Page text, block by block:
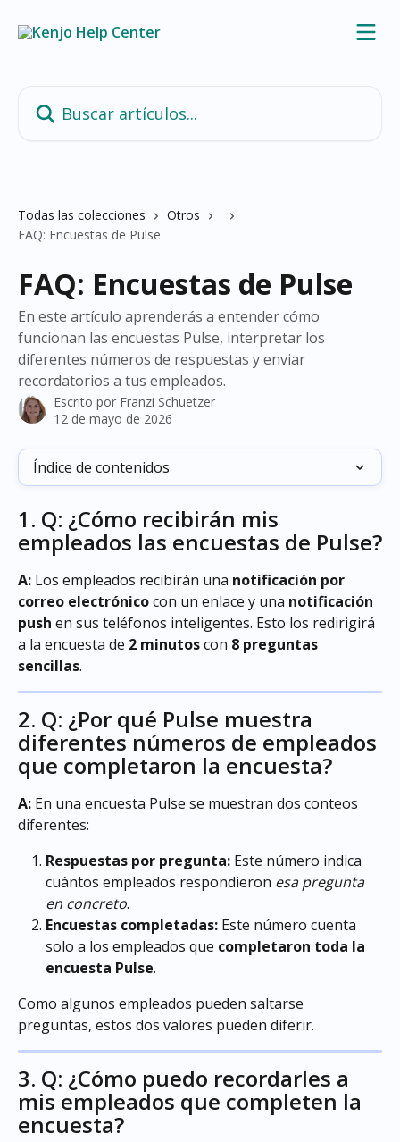
Todas las colecciones
Otros
FAQ: Encuestas de Pulse
FAQ: Encuestas de Pulse
En este artículo aprenderás a entender cómo
funcionan las encuestas Pulse, interpretar los
diferentes números de respuestas y enviar
recordatorios a tus empleados.
Escrito por Franzi Schuetzer
12 de mayo de 2026
Índice de contenidos
1. Q: ¿Cómo recibirán mis
empleados las encuestas de Pulse?
A: Los empleados recibirán una notificación por
correo electrónico con un enlace y una notificación
push en sus teléfonos inteligentes. Esto los redirigirá
a la encuesta de 2 minutos con 8 preguntas
sencillas.
2. Q: ¿Por qué Pulse muestra
diferentes números de empleados
que completaron la encuesta?
A: En una encuesta Pulse se muestran dos conteos
diferentes:
Respuestas por pregunta: Este número indica
cuántos empleados respondieron esa pregunta
en concreto.
Encuestas completadas: Este número cuenta
solo a los empleados que completaron toda la
encuesta Pulse.
Como algunos empleados pueden saltarse
preguntas, estos dos valores pueden diferir.
3. Q: ¿Cómo puedo recordarles a
mis empleados que completen la
encuesta?